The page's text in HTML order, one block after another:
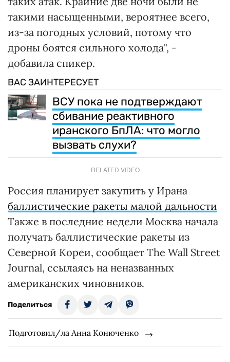
такими насыщенными, вероятнее всего,
из-за погодных условий, потому что
дроны боятся сильного холода", -
добавила спикер.
ВАС ЗАИНТЕРЕСУЕТ
ВСУ пока не подтверждают
сбивание реактивного
иранского БпЛА: что могло
вызвать слухи?
RELATED VIDEO
Россия планирует закупить у Ирана
баллистические ракеты малой дальности
Также в последние недели Москва начала
получать баллистические ракеты из
Северной Кореи, сообщает The Wall Street
Journal, ссылаясь на неназванных
американских чиновников.
Поделиться
Подготовил/ла Анна Конюченко